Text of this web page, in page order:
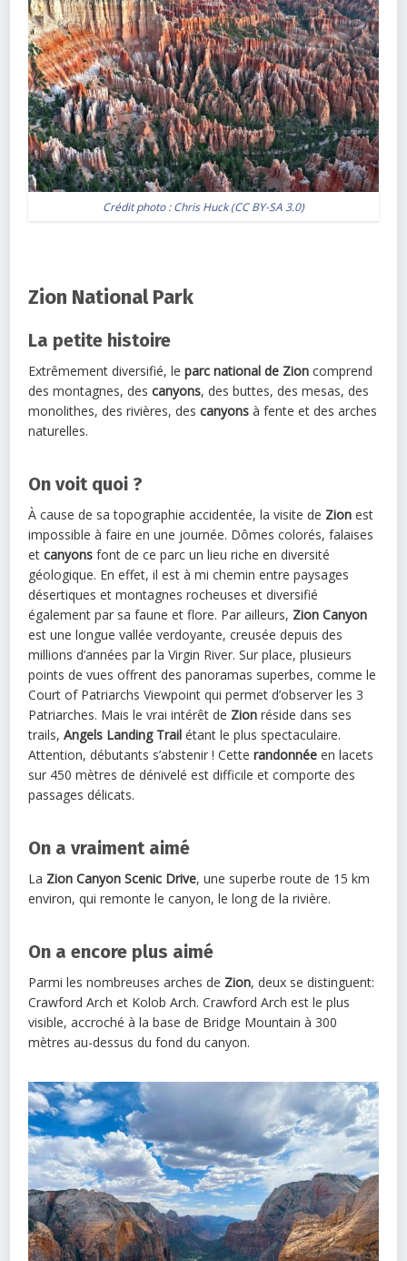
Crédit photo :Chris Huck(CC BY-SA 3.0)
Zion National Park
La petite histoire
Extrêmement diversifié, leparc national de Zion comprend
des montagnes, descanyons, des buttes, des mesas, des
monolithes, des rivières, descanyons à fente et des arches
naturelles.
On voit quoi ?
À cause de sa topographie accidentée, la visite de Zion est
impossible à faire en une journée. Dômes colorés, falaises
et canyons font de ce parc un lieu riche en diversité
géologique. En effet, il est à mi chemin entre paysages
désertiques et montagnes rocheuses et diversifié
également par sa faune et flore. Par ailleurs, Zion Canyon
est une longue vallée verdoyante, creusée depuis des
millions d’années par la Virgin River. Sur place, plusieurs
points de vues offrent des panoramas superbes, comme le
Court of Patriarchs Viewpoint qui permet d’observer les 3
Patriarches. Mais le vrai intérêt de Zion réside dans ses
trails,Angels Landing Trail étant le plus spectaculaire.
Attention, débutants s’abstenir ! Cetterandonnée en lacets
sur 450 mètres de dénivelé est difficile et comporte des
passages délicats.
On a vraiment aimé
La Zion Canyon Scenic Drive, une superbe route de 15 km
environ, qui remonte le canyon, le long de la rivière.
On a encore plus aimé
Parmi les nombreuses arches de Zion, deux se distinguent:
Crawford Arch et Kolob Arch. Crawford Arch est le plus
visible, accroché à la base de Bridge Mountain à 300
mètres au-dessus du fond du canyon.